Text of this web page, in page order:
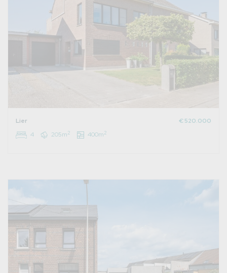
Lier
€ 520.000
4
205m2 400m2